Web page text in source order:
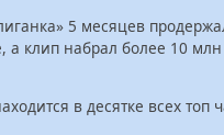
5 месяцев
а клип набрал более 10
в десятке всех топ